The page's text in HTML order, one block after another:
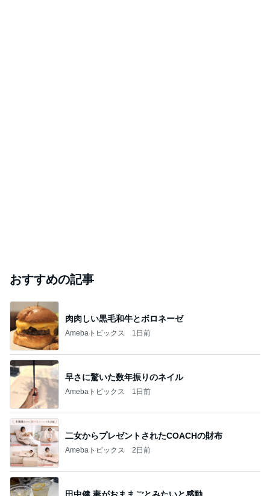
おすすめの記事
肉肉しい黒毛和牛とボロネーゼ
Amebaトピックス 1日前
早さに驚いた数年振りのネイル
Amebaトピックス 1日前
二女からプレゼントされたCOACHの財布
Amebaトピックス 2日前
田中健 妻がおままごとみたいと感動